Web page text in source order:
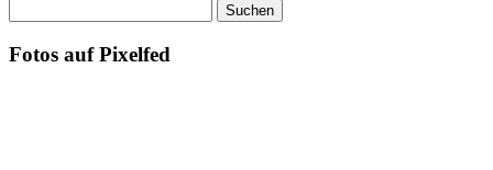
nach:
Fotos auf Pixelfed